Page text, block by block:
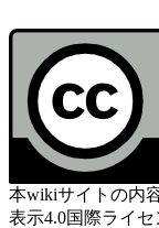
本wikiサイトの内
表示4.0国際ライ